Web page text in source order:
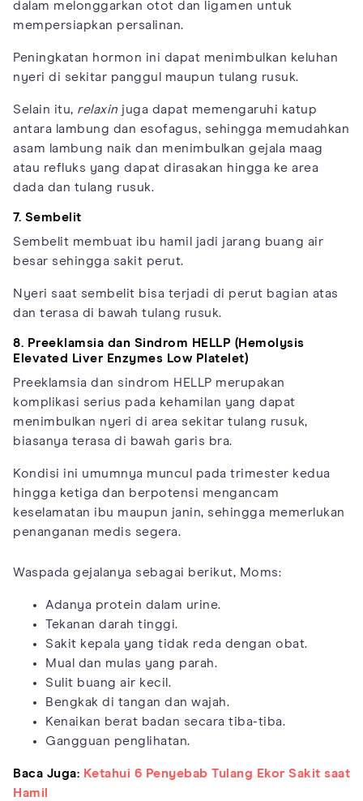
dalam melonggarkan otot dan ligamen untuk
mempersiapkan persalinan.
Peningkatan hormon ini dapat menimbulkan keluhan
nyeri di sekitar panggul maupun tulang rusuk.
Selain itu, relaxin juga dapat memengaruhi katup
antara lambung dan esofagus, sehingga memudahkan
asam lambung naik dan menimbulkan gejala maag
atau refluks yang dapat dirasakan hingga ke area
dada dan tulang rusuk.
7. Sembelit
Sembelit membuat ibu hamil jadi jarang buang air
besar sehingga sakit perut.
Nyeri saat sembelit bisa terjadi di perut bagian atas
dan terasa di bawah tulang rusuk.
8. Preeklamsia dan Sindrom HELLP (Hemolysis
Elevated Liver Enzymes Low Platelet)
Preeklamsia dan sindrom HELLP merupakan
komplikasi serius pada kehamilan yang dapat
menimbulkan nyeri di area sekitar tulang rusuk,
biasanya terasa di bawah garis bra.
Kondisi ini umumnya muncul pada trimester kedua
hingga ketiga dan berpotensi mengancam
keselamatan ibu maupun janin, sehingga memerlukan
penanganan medis segera.
Waspada gejalanya sebagai berikut, Moms:
Adanya protein dalam urine.
Tekanan darah tinggi.
Sakit kepala yang tidak reda dengan obat.
Mual dan mulas yang parah.
Sulit buang air kecil.
Bengkak di tangan dan wajah.
Kenaikan berat badan secara tiba-tiba.
Gangguan penglihatan.
Baca Juga: Ketahui 6 Penyebab Tulang Ekor Sakit saat
Hamil